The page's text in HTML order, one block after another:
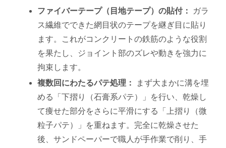
ファイバーテープ（目地テープ）の貼付：
ガラ
ス繊維でできた網目状のテープを継ぎ目に貼り
ます。これがコンクリートの鉄筋のような役割
を果たし、ジョイント部のズレや動きを強力に
拘束します。
複数回にわたるパテ処理：
まず大まかに溝を埋
める「下摺り（石膏系パテ）」を行い、乾燥し
て痩せた部分をさらに平滑にする「上摺り（微
粒子パテ）」を重ねます。完全に乾燥させた
後、サンドペーパーで職人が手作業で削り、手